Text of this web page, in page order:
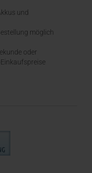
und
möglich
oder